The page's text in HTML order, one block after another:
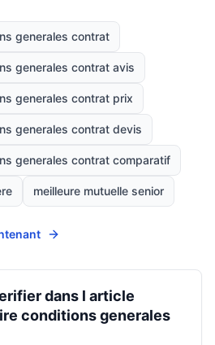
generales contrat
generales contrat avis
generales contrat prix
generales contrat devis
generales contrat comparatif
meilleure mutuelle senior
dans l article
conditions generales